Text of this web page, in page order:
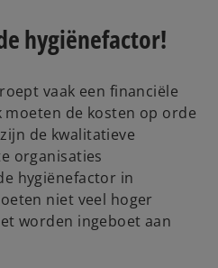
hygiënefactor!
vaak een financiële
de kosten op orde
de kwalitatieve
organisaties
hygiënefactor in
niet veel hoger
worden ingeboet aan